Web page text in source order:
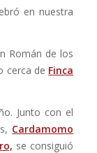
en nuestra
Román de los
cerca de Finca
Junto con el
Cardamomo
se consiguió